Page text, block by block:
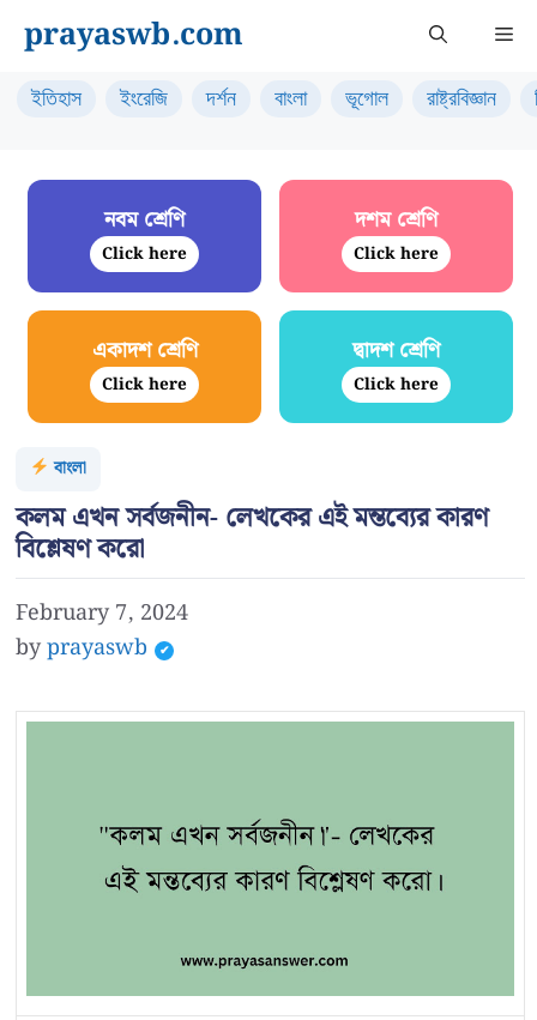
content
prayaswb.com
ইতিহাস ইংরেজি দর্শন বাংলা ভূগোল রাষ্ট্রবিজ্ঞান
নবম শ্রেণি
Click here
দশম শ্রেণি
Click here
একাদশ শ্রেণি
Click here
দ্বাদশ শ্রেণি
Click here
বাংলা
কলম এখন সর্বজনীন- লেখকের এই মন্তব্যের কারণ
বিশ্লেষণ করো
February 7, 2024
byprayaswb